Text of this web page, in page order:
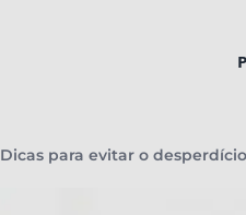
Página atual:
Dicas para evitar o